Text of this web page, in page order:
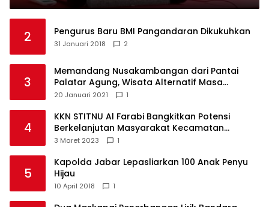
2 Pengurus Baru BMI Pangandaran Dikukuhkan
31 Januari 2018 2
3
Memandang Nusakambangan dari Pantai
Palatar Agung, Wisata Alternatif Masa
Pandemi
20 Januari 2021 1
4
KKN STITNU Al Farabi Bangkitkan Potensi
Berkelanjutan Masyarakat Kecamatan
Langkaplancar
3 Maret 2023 1
5
Kapolda Jabar Lepasliarkan 100 Anak Penyu
Hijau
10 April 2018 1